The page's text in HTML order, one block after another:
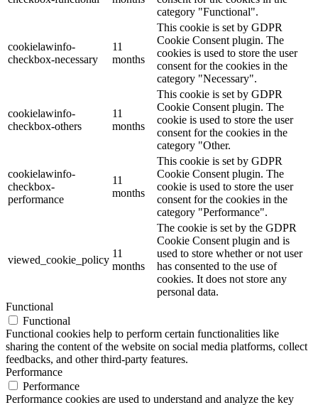
category "Functional".
cookielawinfo-
checkbox-necessary
11
months
This cookie is set by GDPR
Cookie Consent plugin. The
cookies is used to store the user
consent for the cookies in the
category "Necessary".
cookielawinfo-
checkbox-others
11
months
This cookie is set by GDPR
Cookie Consent plugin. The
cookie is used to store the user
consent for the cookies in the
category "Other.
cookielawinfo-
checkbox-
performance
11
months
This cookie is set by GDPR
Cookie Consent plugin. The
cookie is used to store the user
consent for the cookies in the
category "Performance".
viewed_cookie_policy
11
months
The cookie is set by the GDPR
Cookie Consent plugin and is
used to store whether or not user
has consented to the use of
cookies. It does not store any
personal data.
Functional
Functional
Functional cookies help to perform certain functionalities like
sharing the content of the website on social media platforms, collect
feedbacks, and other third-party features.
Performance
Performance
Performance cookies are used to understand and analyze the key